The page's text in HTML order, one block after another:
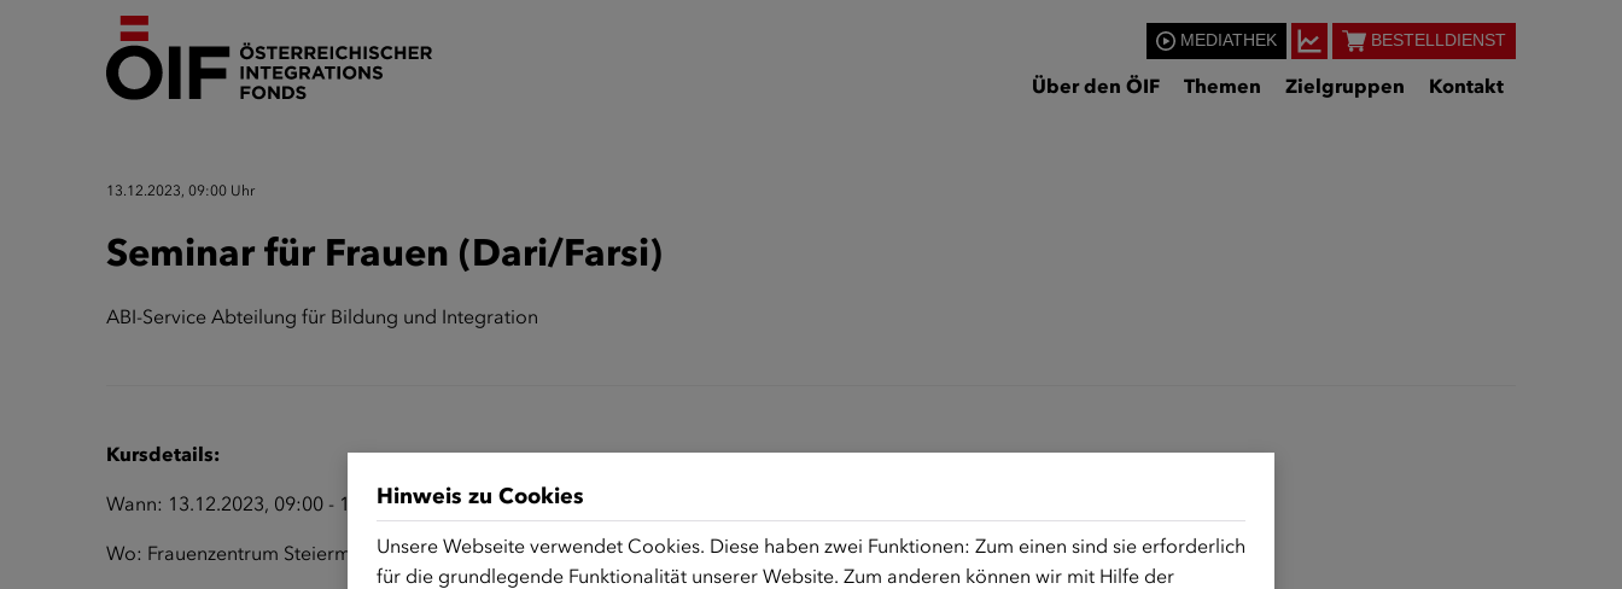
MEDIATHEK BESTELLDIENST
Über den ÖIF Themen Zielgruppen Kontakt
13.12.2023, 09:00 Uhr
Seminar für Frauen (Dari/Farsi)
ABI-Service Abteilung für Bildung und Integration
Kursdetails:
Wann: 13.12.2023, 09:00 - 11:00 Uhr
Wo: Frauenzentrum Steiermark, Reitschulgasse 19, 2.Stock
Hinweis zu Cookies
Unsere Webseite verwendet Cookies. Diese haben zwei Funktionen: Zum einen sind sie erforderlich
für die grundlegende Funktionalität unserer Website. Zum anderen können wir mit Hilfe der